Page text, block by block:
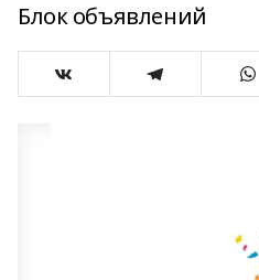
Блок объявлений